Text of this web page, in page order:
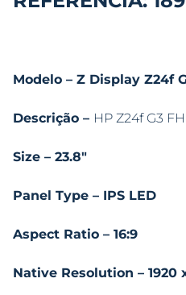
Modelo – Z Display Z24f
Descrição – HP Z24f G3
Size – 23.8″
Panel Type – IPS LED
Aspect Ratio – 16:9
Native Resolution – 1920